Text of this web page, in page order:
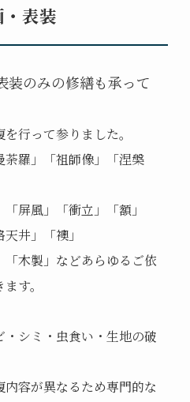
表装
装のみの修繕も承って
行って参りました。
荼羅」「祖師像」「涅槃
「屏風」「衝立」「額」
井」「襖」
木製」などあらゆるご依
す。
シミ・虫食い・生地の破
内容が異なるため専門的な